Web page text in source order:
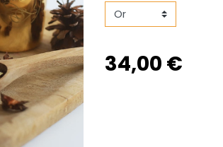
34,00 €